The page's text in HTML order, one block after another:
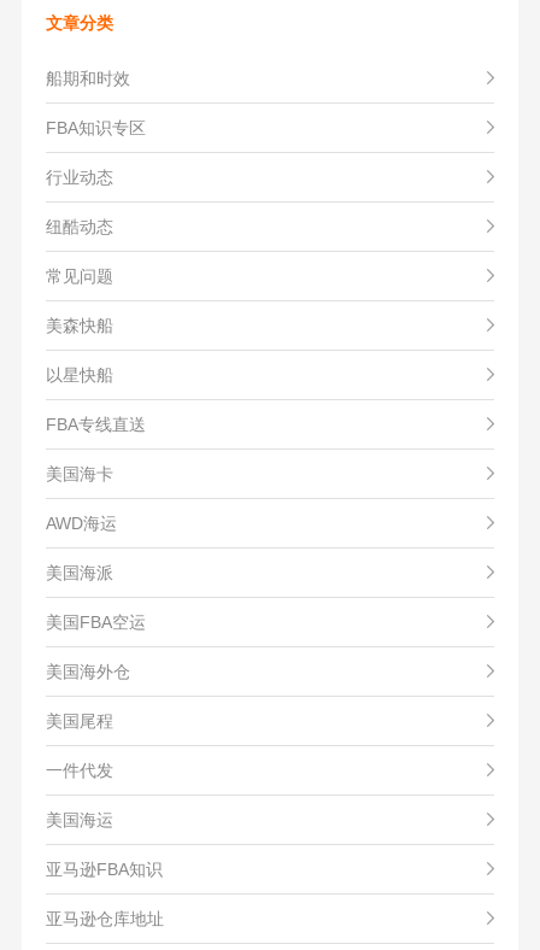
文章分类
船期和时效
FBA知识专区
行业动态
纽酷动态
常见问题
美森快船
以星快船
FBA专线直送
美国海卡
AWD海运
美国海派
美国FBA空运
美国海外仓
美国尾程
一件代发
美国海运
亚马逊FBA知识
亚马逊仓库地址